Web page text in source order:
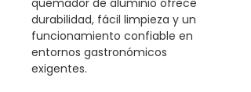
durabilidad, fácil limpieza y un
funcionamiento confiable en
entornos gastronómicos
exigentes.